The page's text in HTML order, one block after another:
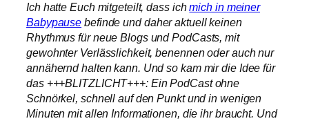
Ich hatte Euch mitgeteilt, dass ichmich in meiner
Babypause befinde und daher aktuell keinen
Rhythmus für neue Blogs und PodCasts, mit
gewohnter Verlässlichkeit, benennen oder auch nur
annähernd halten kann. Und so kam mir die Idee für
das +++BLITZLICHT+++: Ein PodCast ohne
Schnörkel, schnell auf den Punkt und in wenigen
Minuten mit allen Informationen, die ihr braucht. Und